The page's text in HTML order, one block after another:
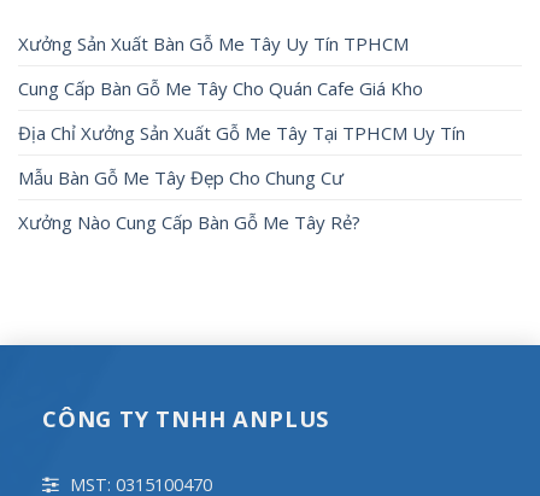
Xưởng Sản Xuất Bàn Gỗ Me Tây Uy Tín TPHCM
Cung Cấp Bàn Gỗ Me Tây Cho Quán Cafe Giá Kho
Địa Chỉ Xưởng Sản Xuất Gỗ Me Tây Tại TPHCM Uy Tín
Mẫu Bàn Gỗ Me Tây Đẹp Cho Chung Cư
Xưởng Nào Cung Cấp Bàn Gỗ Me Tây Rẻ?
CÔNG TY TNHH ANPLUS
MST: 0315100470